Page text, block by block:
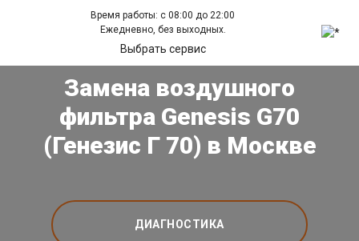
Время работы: с 08:00 до 22:00
Ежедневно, без выходных.
Выбрать сервис
Замена воздушного
фильтра Genesis G70
(Генезис Г 70) в Москве
ДИАГНОСТИКА